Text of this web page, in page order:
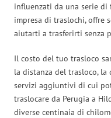
influenzati da una serie di
impresa di traslochi, offre
aiutarti a trasferirti senza
Il costo del tuo trasloco
la distanza del trasloco,
servizi aggiuntivi di cui
traslocare da Perugia a
diverse centinaia di